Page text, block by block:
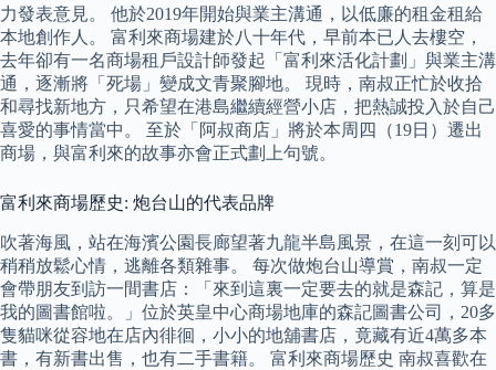
力發表意見。 他於2019年開始與業主溝通，以低廉的租金租給
本地創作人。 富利來商場建於八十年代，早前本已人去樓空，
去年卻有一名商場租戶設計師發起「富利來活化計劃」與業主溝
通，逐漸將「死場」變成文青聚腳地。 現時，南叔正忙於收拾
和尋找新地方，只希望在港島繼續經營小店，把熱誠投入於自己
喜愛的事情當中。 至於「阿叔商店」將於本周四（19日）遷出
商場，與富利來的故事亦會正式劃上句號。
富利來商場歷史: 炮台山的代表品牌
吹著海風，站在海濱公園長廊望著九龍半島風景，在這一刻可以
稍稍放鬆心情，逃離各類雜事。 每次做炮台山導賞，南叔一定
會帶朋友到訪一間書店：「來到這裏一定要去的就是森記，算是
我的圖書館啦。」位於英皇中心商場地庫的森記圖書公司，20多
隻貓咪從容地在店內徘徊，小小的地舖書店，竟藏有近4萬多本
書，有新書出售，也有二手書籍。 富利來商場歷史 南叔喜歡在